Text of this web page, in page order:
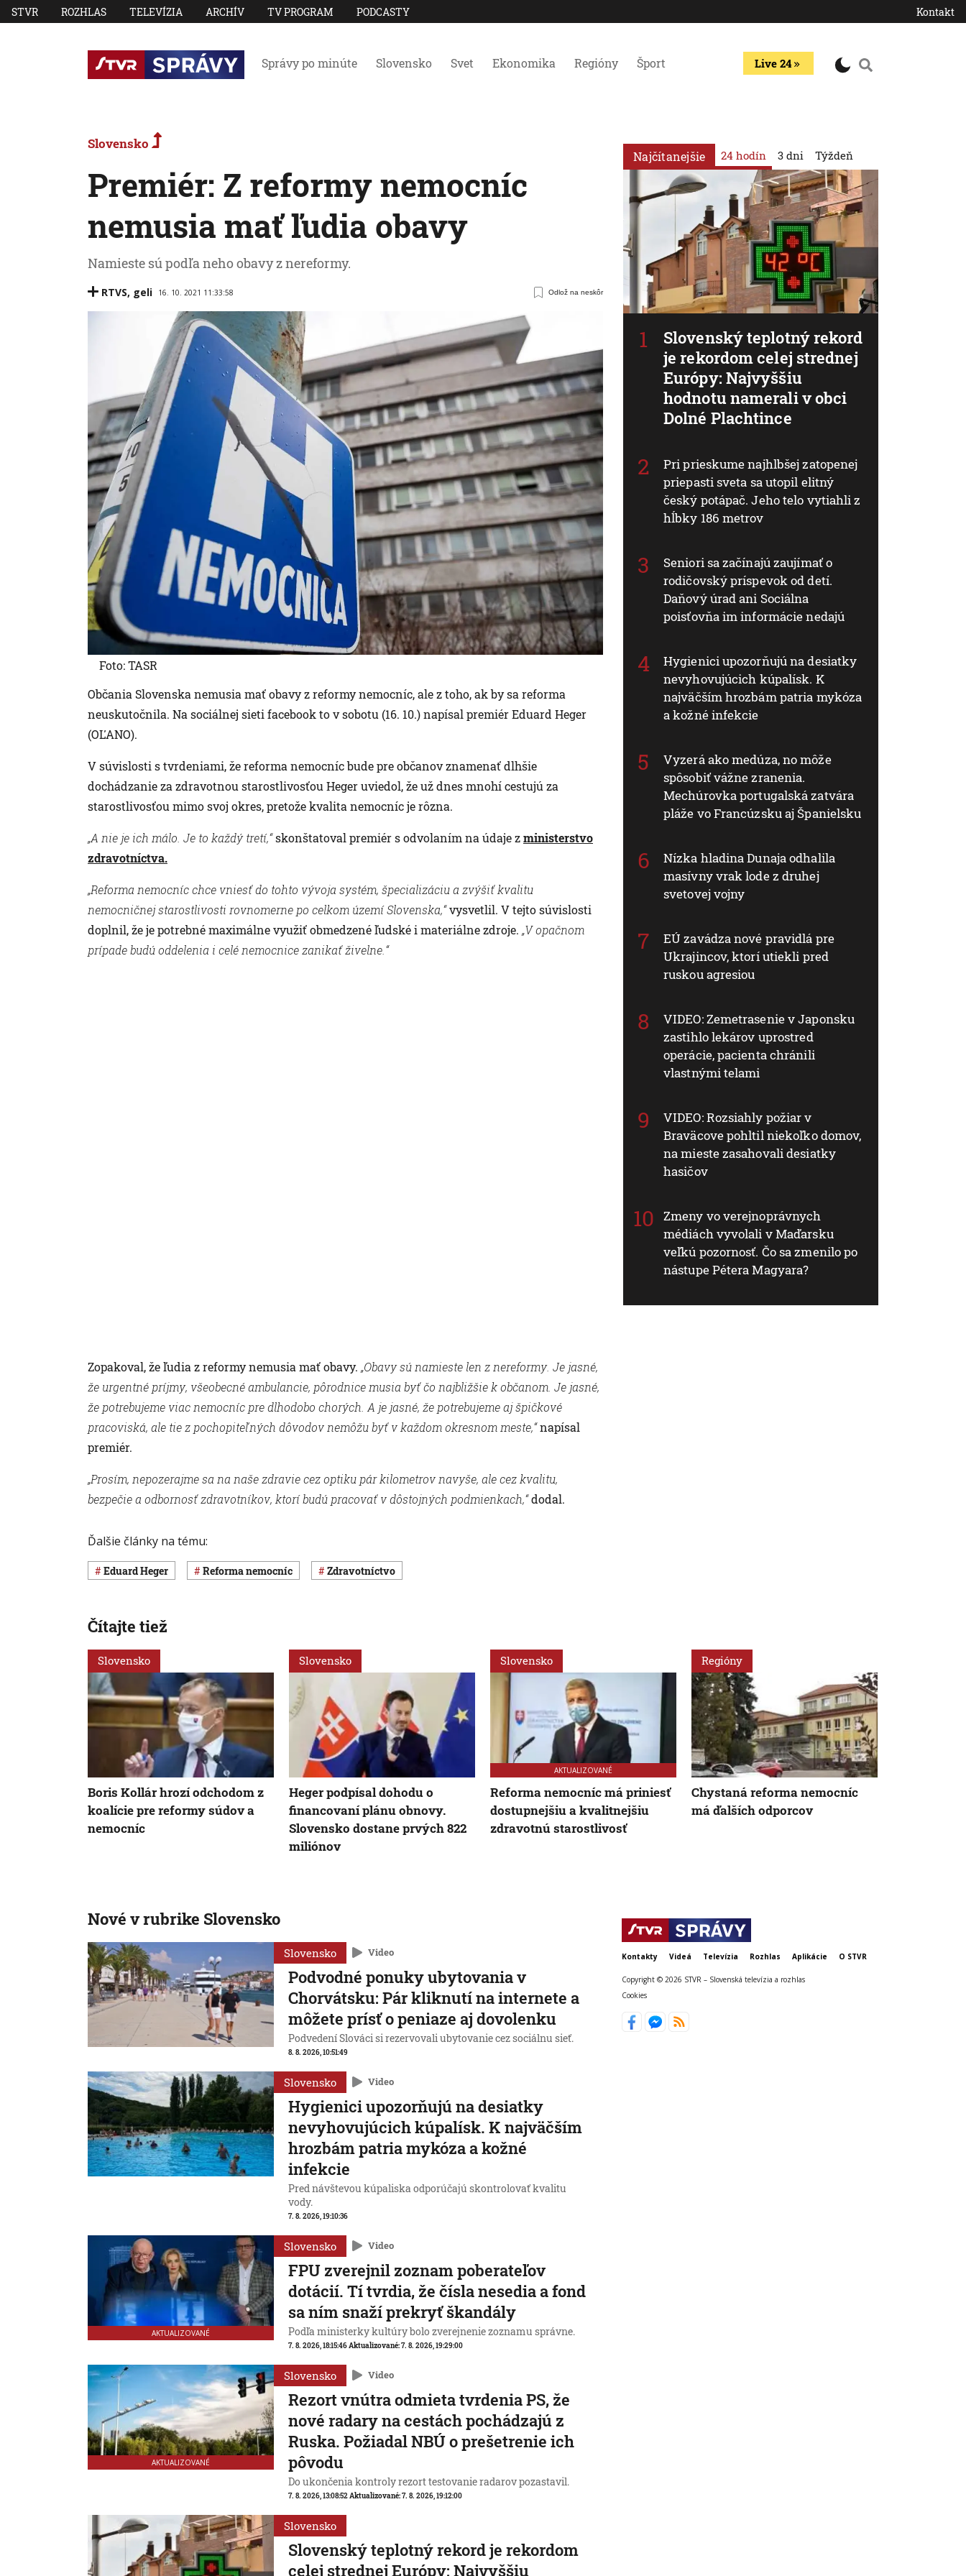
STVR ROZHLAS TELEVÍZIA ARCHÍV TV PROGRAM PODCASTY Kontakt
Správy po minúte Slovensko Svet Ekonomika Regióny Šport Live 24
Slovensko
Premiér: Z reformy nemocníc
nemusia mať ľudia obavy
Namieste sú podľa neho obavy z nereformy.
RTVS, geli 16. 10. 2021 11:33:58 Odlož na neskôr
Foto: TASR
Občania Slovenska nemusia mať obavy z reformy nemocníc, ale z toho, ak by sa reforma
neuskutočnila. Na sociálnej sieti facebook to v sobotu (16. 10.) napísal premiér Eduard Heger
(OĽANO).
V súvislosti s tvrdeniami, že reforma nemocníc bude pre občanov znamenať dlhšie
dochádzanie za zdravotnou starostlivosťou Heger uviedol, že už dnes mnohí cestujú za
starostlivosťou mimo svoj okres, pretože kvalita nemocníc je rôzna.
„A nie je ich málo. Je to každý tretí,“skonštatoval premiér s odvolaním na údaje zministerstvo
zdravotníctva.
„Reforma nemocníc chce vniesť do tohto vývoja systém, špecializáciu a zvýšiť kvalitu
nemocničnej starostlivosti rovnomerne po celkom území Slovenska,“vysvetlil. V tejto súvislosti
doplnil, že je potrebné maximálne využiť obmedzené ľudské i materiálne zdroje. „V opačnom
prípade budú oddelenia i celé nemocnice zanikať živelne.“
Zopakoval, že ľudia z reformy nemusia mať obavy. „Obavy sú namieste len z nereformy. Je jasné,
že urgentné príjmy, všeobecné ambulancie, pôrodnice musia byť čo najbližšie k občanom. Je jasné,
že potrebujeme viac nemocníc pre dlhodobo chorých. A je jasné, že potrebujeme aj špičkové
pracoviská, ale tie z pochopiteľných dôvodov nemôžu byť v každom okresnom meste,“napísal
premiér.
„Prosím, nepozerajme sa na naše zdravie cez optiku pár kilometrov navyše, ale cez kvalitu,
bezpečie a odbornosť zdravotníkov, ktorí budú pracovať v dôstojných podmienkach,“dodal.
Ďalšie články na tému:
Eduard Heger reforma nemocníc Zdravotníctvo
Najčítanejšie 24 hodín
Slovenský teplotný rekord
je rekordom celej strednej
Európy: Najvyššiu
hodnotu namerali v obci
Dolné Plachtince
Pri prieskume najhlbšej zatopenej
priepasti sveta sa utopil elitný
český potápač. Jeho telo vytiahli z
hĺbky 186 metrov
Seniori sa začínajú zaujímať o
rodičovský príspevok od detí.
Daňový úrad ani Sociálna
poisťovňa im informácie nedajú
Hygienici upozorňujú na desiatky
nevyhovujúcich kúpalísk. K
najväčším hrozbám patria mykóza
a kožné infekcie
Vyzerá ako medúza, no môže
spôsobiť vážne zranenia.
Mechúrovka portugalská zatvára
pláže vo Francúzsku aj Španielsku
Nízka hladina Dunaja odhalila
masívny vrak lode z druhej
svetovej vojny
EÚ zavádza nové pravidlá pre
Ukrajincov, ktorí utiekli pred
ruskou agresiou
VIDEO: Zemetrasenie v Japonsku
zastihlo lekárov uprostred
operácie, pacienta chránili
vlastnými telami
VIDEO: Rozsiahly požiar v
Braväcove pohltil niekoľko domov,
na mieste zasahovali desiatky
hasičov
Zmeny vo verejnoprávnych
médiách vyvolali v Maďarsku
veľkú pozornosť. Čo sa zmenilo po
nástupe Pétera Magyara?
3 dni Týždeň
Čítajte tiež
Slovensko
Boris Kollár hrozí odchodom z
koalície pre reformy súdov a
nemocníc
Slovensko
Heger podpísal dohodu o
financovaní plánu obnovy.
Slovensko dostane prvých 822
miliónov
Slovensko
AKTUALIZOVANÉ
Reforma nemocníc má priniesť
dostupnejšiu a kvalitnejšiu
zdravotnú starostlivosť
Regióny
Chystaná reforma nemocníc
má ďalších odporcov
Nové v rubrike Slovensko
Slovensko Video
Podvodné ponuky ubytovania v
Chorvátsku: Pár kliknutí na internete a
môžete prísť o peniaze aj dovolenku
Podvedení Slováci si rezervovali ubytovanie cez sociálnu sieť.
8. 8. 2026, 10:51:49
Slovensko Video
Hygienici upozorňujú na desiatky
nevyhovujúcich kúpalísk. K najväčším
hrozbám patria mykóza a kožné
infekcie
Pred návštevou kúpaliska odporúčajú skontrolovať kvalitu
vody.
7. 8. 2026, 19:10:36
AKTUALIZOVANÉ
Slovensko Video
FPU zverejnil zoznam poberateľov
dotácií. Tí tvrdia, že čísla nesedia a fond
sa ním snaží prekryť škandály
Podľa ministerky kultúry bolo zverejnenie zoznamu správne.
7. 8. 2026, 18:15:46Aktualizované:7. 8. 2026, 19:29:00
AKTUALIZOVANÉ
Slovensko Video
Rezort vnútra odmieta tvrdenia PS, že
nové radary na cestách pochádzajú z
Ruska. Požiadal NBÚ o prešetrenie ich
pôvodu
Do ukončenia kontroly rezort testovanie radarov pozastavil.
7. 8. 2026, 13:08:52Aktualizované:7. 8. 2026, 19:12:00
Slovensko
Slovenský teplotný rekord je rekordom
celej strednej Európy: Najvyššiu
Kontakty Videá Televízia Rozhlas Aplikácie O STVR
Copyright © 2026 STVR – Slovenská televízia a rozhlas
Cookies